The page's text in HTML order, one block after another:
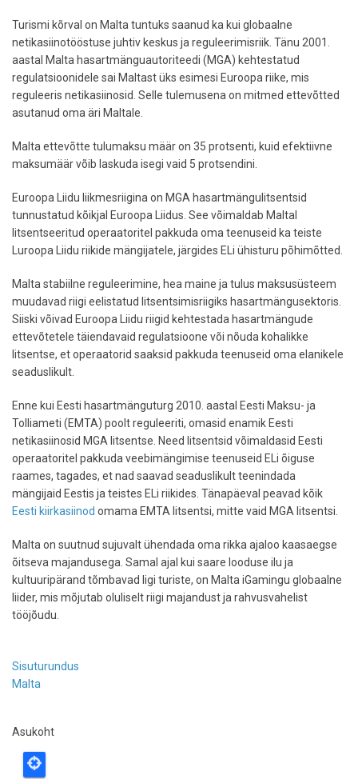
Turismi kõrval on Malta tuntuks saanud ka kui globaalne
netikasiinotööstuse juhtiv keskus ja reguleerimisriik. Tänu 2001.
aastal Malta hasartmänguautoriteedi (MGA) kehtestatud
regulatsioonidele sai Maltast üks esimesi Euroopa riike, mis
reguleeris netikasiinosid. Selle tulemusena on mitmed ettevõtted
asutanud oma äri Maltale.
Malta ettevõtte tulumaksu määr on 35 protsenti, kuid efektiivne
maksumäär võib laskuda isegi vaid 5 protsendini.
Euroopa Liidu liikmesriigina on MGA hasartmängulitsentsid
tunnustatud kõikjal Euroopa Liidus. See võimaldab Maltal
litsentseeritud operaatoritel pakkuda oma teenuseid ka teiste
Luroopa Liidu riikide mängijatele, järgides ELi ühisturu põhimõtted.
Malta stabiilne reguleerimine, hea maine ja tulus maksusüsteem
muudavad riigi eelistatud litsentsimisriigiks hasartmängusektoris.
Siiski võivad Euroopa Liidu riigid kehtestada hasartmängude
ettevõtetele täiendavaid regulatsioone või nõuda kohalikke
litsentse, et operaatorid saaksid pakkuda teenuseid oma elanikele
seaduslikult.
Enne kui Eesti hasartmänguturg 2010. aastal Eesti Maksu- ja
Tolliameti (EMTA) poolt reguleeriti, omasid enamik Eesti
netikasiinosid MGA litsentse. Need litsentsid võimaldasid Eesti
operaatoritel pakkuda veebimängimise teenuseid ELi õiguse
raames, tagades, et nad saavad seaduslikult teenindada
mängijaid Eestis ja teistes ELi riikides. Tänapäeval peavad kõik
Eesti kiirkasiinod omama EMTA litsentsi, mitte vaid MGA litsentsi.
Malta on suutnud sujuvalt ühendada oma rikka ajaloo kaasaegse
õitseva majandusega. Samal ajal kui saare looduse ilu ja
kultuuripärand tõmbavad ligi turiste, on Malta iGamingu globaalne
liider, mis mõjutab oluliselt riigi majandust ja rahvusvahelist
tööjõudu.
Sisuturundus
Malta
Asukoht